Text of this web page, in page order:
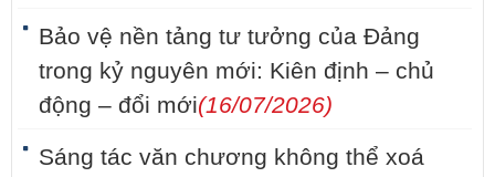
Bảo vệ nền tảng tư tưởng của Đảng
trong kỷ nguyên mới: Kiên định – chủ
động – đổi mới(16/07/2026)
Sáng tác văn chương không thể xoá